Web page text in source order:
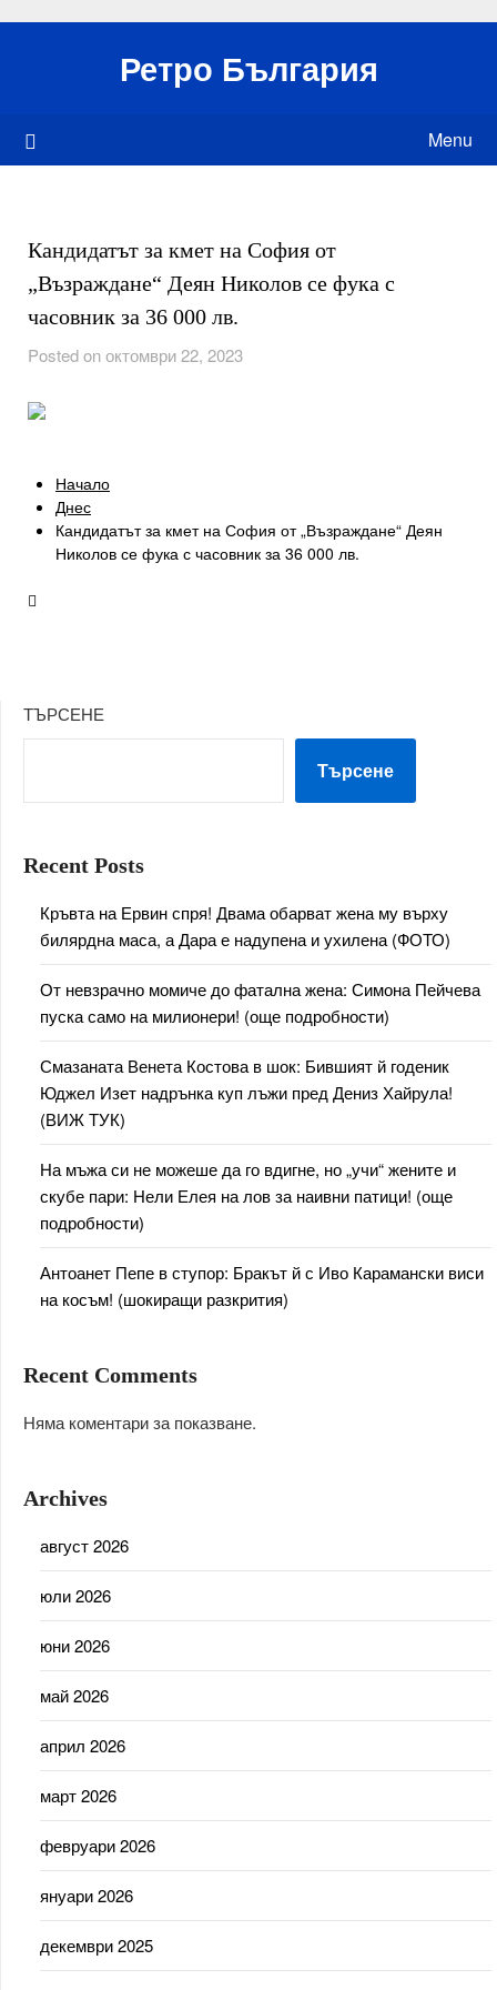
Ретро България
Menu
Кандидатът за кмет на София от
„Възраждане“ Деян Николов се фука с
часовник за 36 000 лв.
Posted on октомври 22, 2023
Начало
Днес
Кандидатът за кмет на София от „Възраждане“ Деян
Николов се фука с часовник за 36 000 лв.
ТЪРСЕНЕ
Търсене
Recent Posts
Кръвта на Ервин спря! Двама обарват жена му върху
билярдна маса, а Дара е надупена и ухилена (ФОТО)
От невзрачно момиче до фатална жена: Симона Пейчева
пуска само на милионери! (още подробности)
Смазаната Венета Костова в шок: Бившият й годеник
Юджел Изет надрънка куп лъжи пред Дениз Хайрула!
(ВИЖ ТУК)
На мъжа си не можеше да го вдигне, но „учи“ жените и
скубе пари: Нели Елея на лов за наивни патици! (още
подробности)
Антоанет Пепе в ступор: Бракът й с Иво Карамански виси
на косъм! (шокиращи разкрития)
Recent Comments
Няма коментари за показване.
Archives
август 2026
юли 2026
юни 2026
май 2026
април 2026
март 2026
февруари 2026
януари 2026
декември 2025